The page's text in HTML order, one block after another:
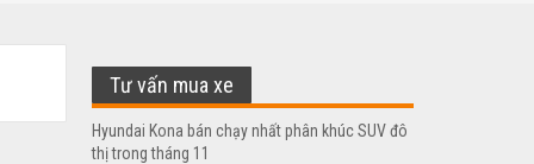
Tư vấn mua xe
Hyundai Kona bán chạy nhất phân khúc SUV đô
thị trong tháng 11